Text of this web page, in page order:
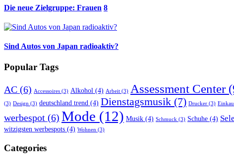
Die neue Zielgruppe: Frauen 8
Sind Autos von Japan radioaktiv?
Popular Tags
AC (6) Accessoires (3) Alkohol (4) Arbeit (3) Assessment Center
(3) Design (3) deutschland trend (4) Dienstagsmusik (7) Drucker (3)
werbespot (6) Mode (12) Musik (4) Schmuck (3) Schuhe (4)
witzigsten werbespots (4) Wohnen (3)
Categories